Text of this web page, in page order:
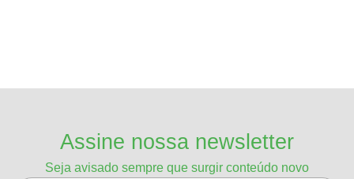
Assine nossa newsletter
Seja avisado sempre que surgir conteúdo novo